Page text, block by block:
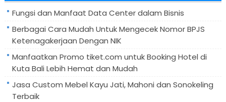
Fungsi dan Manfaat Data Center dalam Bisnis
Berbagai Cara Mudah Untuk Mengecek Nomor BPJS
Ketenagakerjaan Dengan NIK
Manfaatkan Promo tiket.com untuk Booking Hotel di
Kuta Bali Lebih Hemat dan Mudah
Jasa Custom Mebel Kayu Jati, Mahoni dan Sonokeling
Terbaik